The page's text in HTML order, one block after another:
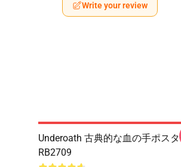
Write your review
Underoath 古典的な血の手ポス
RB2709